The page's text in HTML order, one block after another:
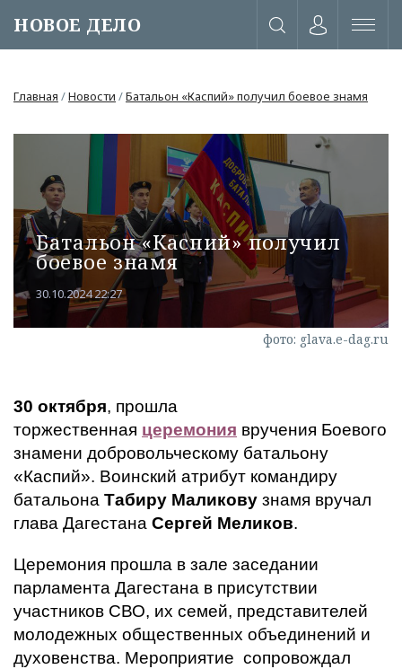
НОВОЕ ДЕЛО
или через соц. сети
Главная /Новости /Батальон «Каспий» получил боевое знамя
Батальон «Каспий» получил
боевое знамя
30.10.2024 22:27
фото: glava.e-dag.ru
30 октября, прошла
торжественная церемония вручения Боевого
знамени добровольческому батальону
«Каспий». Воинский атрибут командиру
батальона Табиру Маликову знамя вручал
глава Дагестана Сергей Меликов.
Церемония прошла в зале заседании
парламента Дагестана в присутствии
участников СВО, их семей, представителей
молодежных общественных объединений и
духовенства. Мероприятие сопровождал